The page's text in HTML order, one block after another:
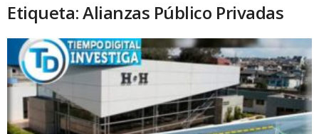
Etiqueta: Alianzas Público Privadas